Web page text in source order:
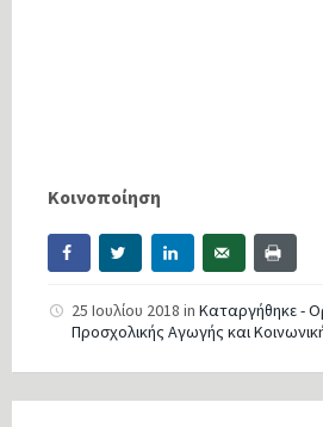
Κοινοποίηση
25 Ιουλίου 2018 in Καταργήθηκε -
Προσχολικής Αγωγής και